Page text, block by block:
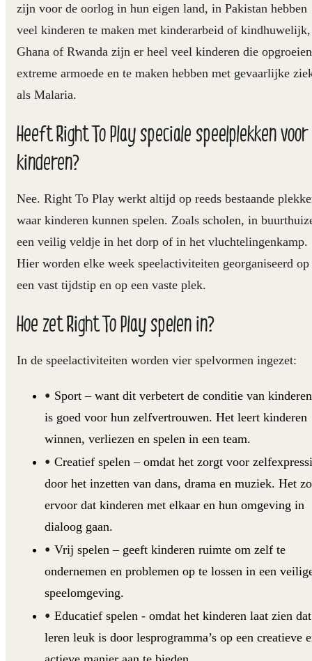
zijn voor de oorlog in hun eigen land, in Pakistan hebben
veel kinderen te maken met kinderarbeid of
Ghana of Rwanda zijn er heel veel kinderen die
extreme armoede en te maken hebben met gevaarlijke
als Malaria.
Heeft Right To Play speciale speelplekken voor
kinderen?
Nee. Right To Play werkt altijd op reeds bestaande
waar kinderen kunnen spelen. Zoals scholen, in
een veilig veldje in het dorp of in het vluchtelingenkamp.
Hier worden elke week speelactiviteiten georganiseerd op
een vast tijdstip en op een vaste plek.
Hoe zet Right To Play spelen in?
In de speelactiviteiten worden vier spelvormen ingezet:
Sport – want dit verbetert de conditie van
is goed voor hun zelfvertrouwen. Het leert kinderen
winnen, verliezen en spelen in een team.
Creatief spelen – omdat het zorgt voor
door het inzetten van dans, drama en muziek. Het
ervoor dat kinderen met elkaar en hun omgeving in
dialoog gaan.
Vrij spelen – geeft kinderen ruimte om zelf te
ondernemen en problemen op te lossen in een
speelomgeving.
Educatief spelen - omdat het kinderen laat zien dat
leren leuk is door lesprogramma’s op een creatieve